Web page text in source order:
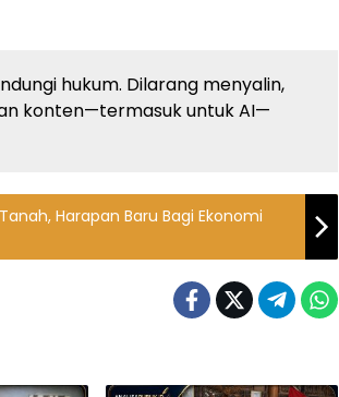
hukum. Dilarang menyalin,
konten—termasuk untuk AI—
Harapan Baru Bagi Ekonomi